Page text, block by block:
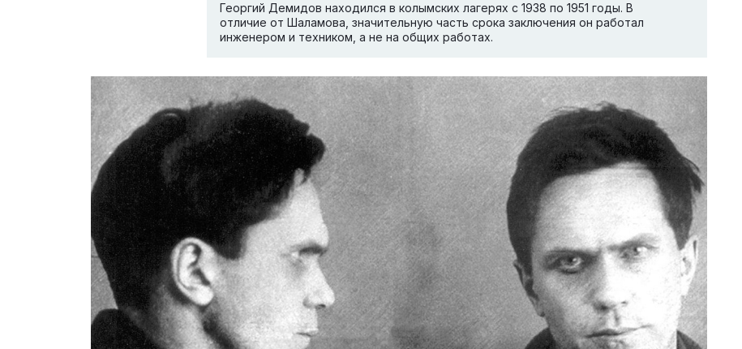
Георгий Демидов находился в колымских лагерях с 1938 по 1951 годы. В
отличие от Шаламова, значительную часть срока заключения он работал
инженером и техником, а не на общих работах.